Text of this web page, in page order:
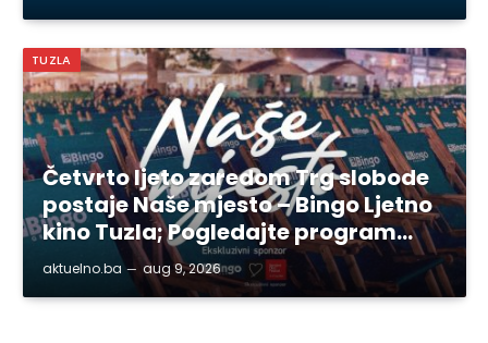
TUZLA
Četvrto ljeto zaredom Trg slobode
postaje Naše mjesto – Bingo Ljetno
kino Tuzla; Pogledajte program…
aktuelno.ba aug 9, 2026